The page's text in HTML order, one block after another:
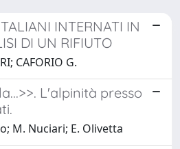
INTERNATI IN
DI UN RIFIUTO
CAFORIO G.
L'alpinità presso
M. Nuciari; E. Olivetta